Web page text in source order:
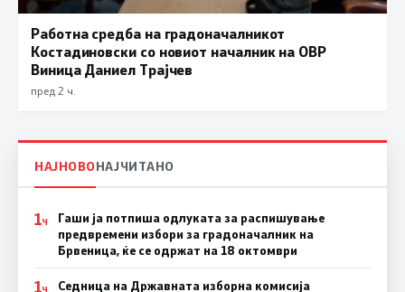
Работна средба на градоначалникот
Костадиновски со новиот началник на ОВР
Виница Даниел Трајчев
пред 2 ч.
НАЈНОВОНАЈЧИТАНО
1Ч
Гаши ја потпиша одлуката за распишување
предвремени избори за градоначалник на
Брвеница, ќе се одржат на 18 октомври
1Ч Седница на Државната изборна комисија